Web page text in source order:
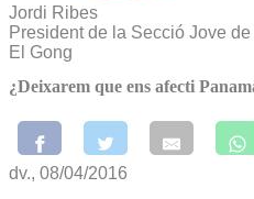
Jordi Ribes
President de la Secció Jove
El Gong
¿Deixarem que ens afecti
dv., 08/04/2016